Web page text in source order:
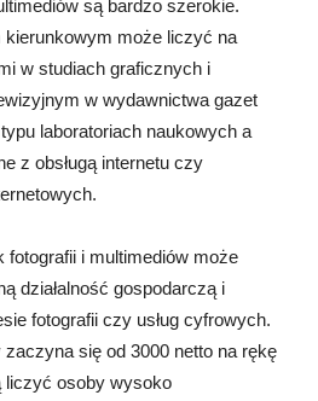
są bardzo szerokie.
kierunkowym może liczyć na
w studiach graficznych i
w wydawnictwa gazet
laboratoriach naukowych a
z obsługą internetu czy
fotografii i multimediów może
działalność gospodarczą i
fotografii czy usług cyfrowych.
się od 3000 netto na rękę
liczyć osoby wysoko